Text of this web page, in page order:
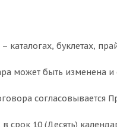
буклетах,
может быть изменена и
согласовывается
срок 10 (Десять)